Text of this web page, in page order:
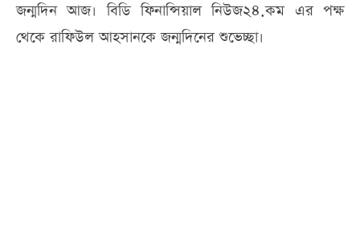
জন্মদিন আজ। বিডি ফিনান্সিয়াল নিউজ২৪.কম এর পক্ষ
থেকে রাফিউল আহসানকে জন্মদিনের শুভেচ্ছা।